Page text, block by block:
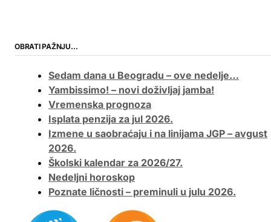
OBRATI PAŽNJU…
Sedam dana u Beogradu – ove nedelje…
Yambissimo! – novi doživljaj jamba!
Vremenska prognoza
Isplata penzija za jul 2026.
Izmene u saobraćaju i na linijama JGP – avgust
2026.
Školski kalendar za 2026/27.
Nedeljni horoskop
Poznate ličnosti – preminuli u julu 2026.